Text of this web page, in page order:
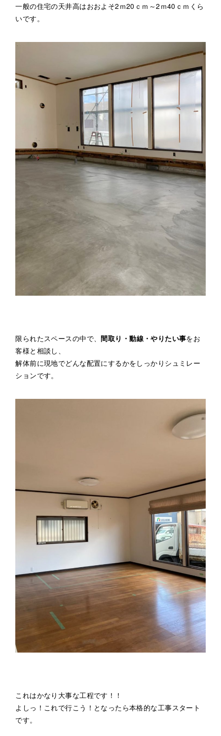
一般の住宅の天井高はおおよそ2ｍ20ｃｍ～2ｍ40ｃｍくら
いです。
限られたスペースの中で、間取り・動線・やりたい事をお
客様と相談し、
解体前に現地でどんな配置にするかをしっかりシュミレー
ションです。
これはかなり大事な工程です！！
よしっ！これで行こう！となったら本格的な工事スタート
です。